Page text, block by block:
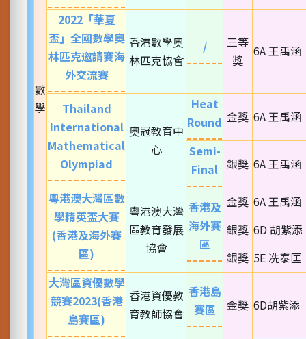
數
學
2022「華夏
盃」全國數學奧
林匹克邀請賽海
外交流賽
香港數學奧
林匹克協會
/
三等
獎
6A 王禹涵
Thailand
International
Mathematical
Olympiad
奧冠教育中
心
Heat
Round 金獎 6A 王禹涵
Semi-
Final 銀獎 6A 王禹涵
粵港澳大灣區數
學精英盃大賽
(香港及海外賽
區)
粵港澳大灣
區教育發展
協會
香港及
海外賽
區
金獎 6A 王禹涵
銀獎 6D 胡紫添
銀獎 5E 冼泰匡
大灣區資優數學
競賽2023(香港
島賽區)
香港資優教
育教師協會
香港島
賽區
金獎 6D胡紫添